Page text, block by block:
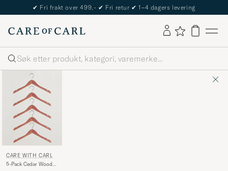
✔ Fri frakt over 499,- ✔ Fri retur ✔ 1–4 dagers levering
Søk
CARE WITH CARL
5-Pack Cedar Wood